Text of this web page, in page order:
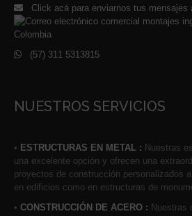
Click acá para enviarnos tus mensajes
(57) 311 5313815
NUESTROS SERVICIOS
• ESTRUCTURAS EN METAL : Nuestras
una excelente opción y ofrecen una
proyectos de construcción personalizados
en edificios como en estructuras de
• CONSTRUCCIÓN DE ACERO : Nuestras